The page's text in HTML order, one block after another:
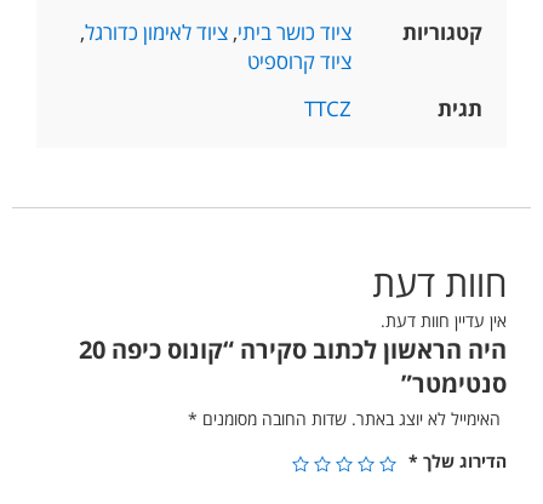
קטגוריות ציוד כושר ביתי, ציוד לאימון כדורגל,
ציוד קרוספיט
תגית
TTCZ
חוות דעת
אין עדיין חוות דעת.
היה הראשון לכתוב סקירה “קונוס כיפה 20
סנטימטר”
האימייל לא יוצג באתר. שדות החובה מסומנים *
הדירוג שלך *